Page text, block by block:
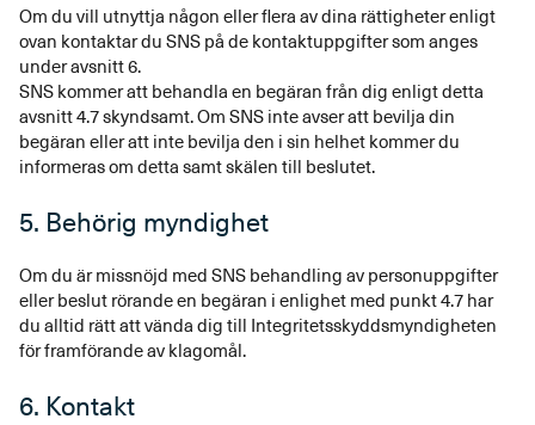
Om du vill utnyttja någon eller flera av dina rättigheter enligt
ovan kontaktar du SNS på de kontaktuppgifter som anges
under avsnitt 6.
SNS kommer att behandla en begäran från dig enligt detta
avsnitt 4.7 skyndsamt. Om SNS inte avser att bevilja din
begäran eller att inte bevilja den i sin helhet kommer du
informeras om detta samt skälen till beslutet.
5. Behörig myndighet
Om du är missnöjd med SNS behandling av personuppgifter
eller beslut rörande en begäran i enlighet med punkt 4.7 har
du alltid rätt att vända dig till Integritetsskyddsmyndigheten
för framförande av klagomål.
6. Kontakt